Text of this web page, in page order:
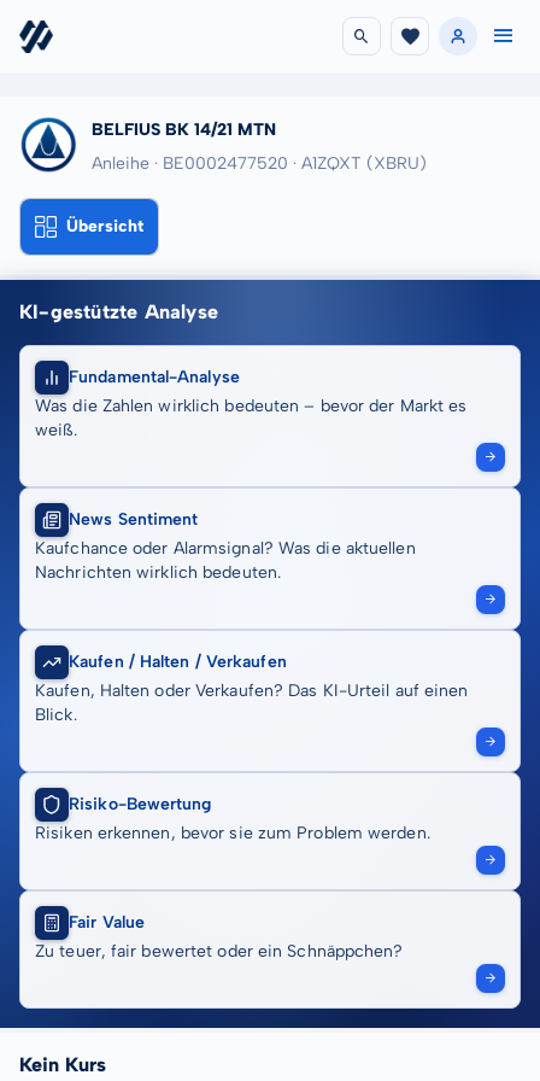
BELFIUS BK 14/21 MTN
Anleihe · BE0002477520 · A1ZQXT (XBRU)
Übersicht
KI-gestützte Analyse
Fundamental-Analyse
Was die Zahlen wirklich bedeuten – bevor der Markt es
weiß.
News Sentiment
Kaufchance oder Alarmsignal? Was die aktuellen
Nachrichten wirklich bedeuten.
Kaufen / Halten / Verkaufen
Kaufen, Halten oder Verkaufen? Das KI-Urteil auf einen
Blick.
Risiko-Bewertung
Risiken erkennen, bevor sie zum Problem werden.
Fair Value
Zu teuer, fair bewertet oder ein Schnäppchen?
Kein Kurs